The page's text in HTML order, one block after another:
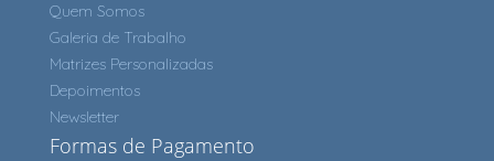
Quem Somos
Galeria de Trabalho
Matrizes Personalizadas
Depoimentos
Newsletter
Formas de Pagamento